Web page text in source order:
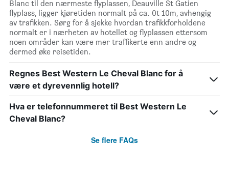
Blanc til den nærmeste flyplassen, Deauville St Gatien
flyplass, ligger kjøretiden normalt på ca. 0t 10m, avhengig
av trafikken. Sørg for å sjekke hvordan trafikkforholdene
normalt er i nærheten av hotellet og flyplassen ettersom
noen områder kan være mer traffikerte enn andre og
dermed øke reisetiden.
Regnes Best Western Le Cheval Blanc for å
være et dyrevennlig hotell?
Hva er telefonnummeret til Best Western Le
Cheval Blanc?
Se flere FAQs